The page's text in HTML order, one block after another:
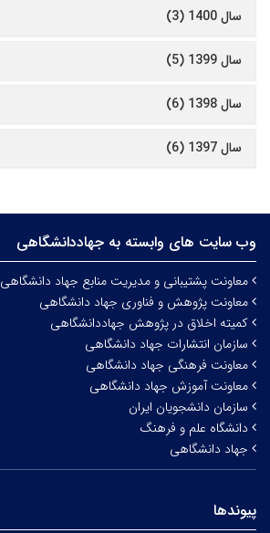
سال 1400 (3)
سال 1399 (5)
سال 1398 (6)
سال 1397 (6)
وب سایت های وابسته به جهاددانشگاهی
معاونت پشتیبانی و مدیریت منابع جهاد دانشگاهی
معاونت پژوهش و فناوری جهاد دانشگاهی
کمیته اخلاق در پژوهش جهاددانشگاهی
سازمان انتشارات جهاد دانشگاهی
معاونت فرهنگی جهاد دانشگاهی
معاونت آموزش جهاد دانشگاهی
سازمان دانشجویان ایران
دانشگاه علم و فرهنگ
جهاد دانشگاهی
پیوندها